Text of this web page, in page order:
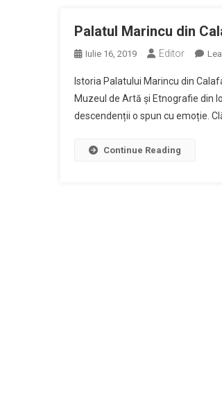
Palatul Marincu din
Iulie 16, 2019 Editor
Istoria Palatului Marincu din
Muzeul de Artă și Etnografie din
descendenții o spun cu emoție.
Continue Reading